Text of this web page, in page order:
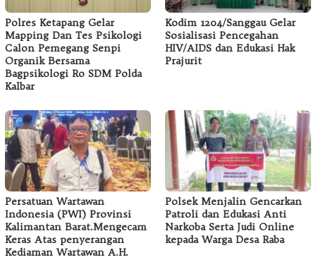
Polres Ketapang Gelar
Mapping Dan Tes Psikologi
Calon Pemegang Senpi
Organik Bersama
Bagpsikologi Ro SDM Polda
Kalbar
Kodim 1204/Sanggau Gelar
Sosialisasi Pencegahan
HIV/AIDS dan Edukasi Hak
Prajurit
Persatuan Wartawan
Indonesia (PWI) Provinsi
Kalimantan Barat.Mengecam
Keras Atas penyerangan
Kediaman Wartawan A.H.
Polsek Menjalin Gencarkan
Patroli dan Edukasi Anti
Narkoba Serta Judi Online
kepada Warga Desa Raba